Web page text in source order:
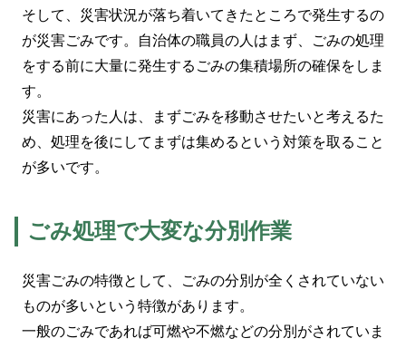
そして、災害状況が落ち着いてきたところで発生するの
が災害ごみです。自治体の職員の人はまず、ごみの処理
をする前に大量に発生するごみの集積場所の確保をしま
す。
災害にあった人は、まずごみを移動させたいと考えるた
め、処理を後にしてまずは集めるという対策を取ること
が多いです。
ごみ処理で大変な分別作業
災害ごみの特徴として、ごみの分別が全くされていない
ものが多いという特徴があります。
一般のごみであれば可燃や不燃などの分別がされていま